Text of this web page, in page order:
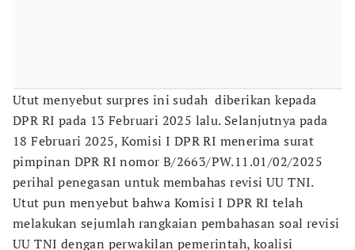
Utut menyebut surpres ini sudah diberikan kepada
DPR RI pada 13 Februari 2025 lalu. Selanjutnya pada
18 Februari 2025, Komisi I DPR RI menerima surat
pimpinan DPR RI nomor B/2663/PW.11.01/02/2025
perihal penegasan untuk membahas revisi UU TNI.
Utut pun menyebut bahwa Komisi I DPR RI telah
melakukan sejumlah rangkaian pembahasan soal revisi
UU TNI dengan perwakilan pemerintah, koalisi